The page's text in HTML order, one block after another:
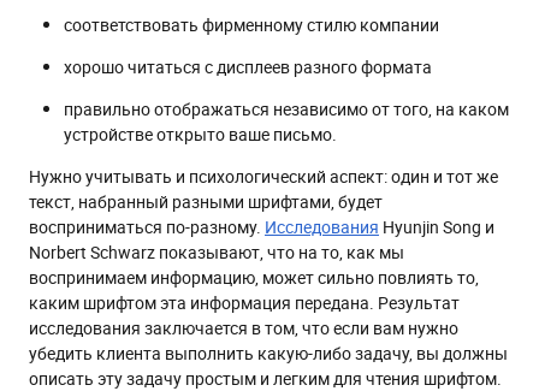
соответствовать фирменному стилю компании
хорошо читаться с дисплеев разного формата
правильно отображаться независимо от того, на каком
устройстве открыто ваше письмо.
Нужно учитывать и психологический аспект: один и тот же
текст, набранный разными шрифтами, будет
восприниматься по-разному. Исследования Hyunjin Song и
Norbert Schwarz показывают, что на то, как мы
воспринимаем информацию, может сильно повлиять то,
каким шрифтом эта информация передана. Результат
исследования заключается в том, что если вам нужно
убедить клиента выполнить какую-либо задачу, вы должны
описать эту задачу простым и легким для чтения шрифтом.